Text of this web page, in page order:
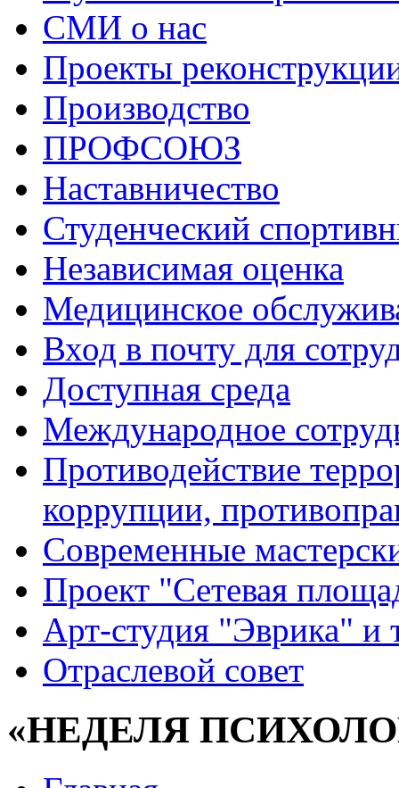
СМИ о нас
Проекты
Производство
ПРОФСОЮЗ
Наставничество
Студенческий
Независимая оценка
Медицинское
Вход в почту для
Доступная среда
Международное
Противодействие
коррупции,
Современные
Проект "Сетевая
Арт-студия "Эврика" и
Отраслевой совет
«НЕДЕЛЯ